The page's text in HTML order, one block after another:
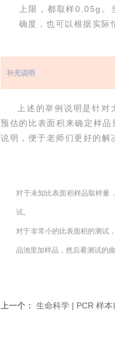
上限，都取样0.05g
确度，也可以根据实际
补充说明
上述的举例说明是针
预估的比表面积来确定样
说明，便于老师们更好的解
对于未知比表面积样品取样量
试。
对于非常小的比表面积的测试
品池里加样品，然后看测试的
上一个： 生命科学 | PCR 样本